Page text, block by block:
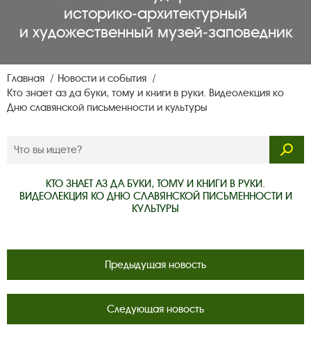
историко‑архитектурный
и художественный музей‑заповедник
Главная
Новости и события
Кто знает аз да буки, тому и книги в руки. Видеолекция ко
Дню славянской письменности и культуры
КТО ЗНАЕТ АЗ ДА БУКИ, ТОМУ И КНИГИ В РУКИ.
ВИДЕОЛЕКЦИЯ КО ДНЮ СЛАВЯНСКОЙ ПИСЬМЕННОСТИ И
КУЛЬТУРЫ
Предыдущая новость
Следующая новость